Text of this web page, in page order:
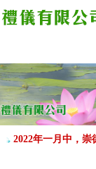
2022年一月中，崇